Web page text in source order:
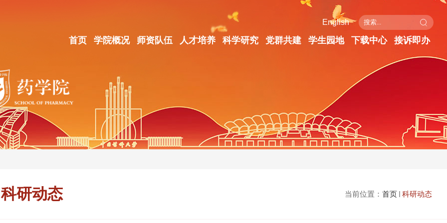
English
首页 学院概况 师资队伍 人才培养 科学研究 党群共建 学生园地 下载中心 接诉即办
当前位置： 首页 科研动态
科研动态